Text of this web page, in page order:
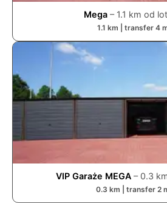
Mega – 1.1 km od
1.1 km | transfer 4
VIP Garaże MEGA – 0.3
0.3 km | transfer 2